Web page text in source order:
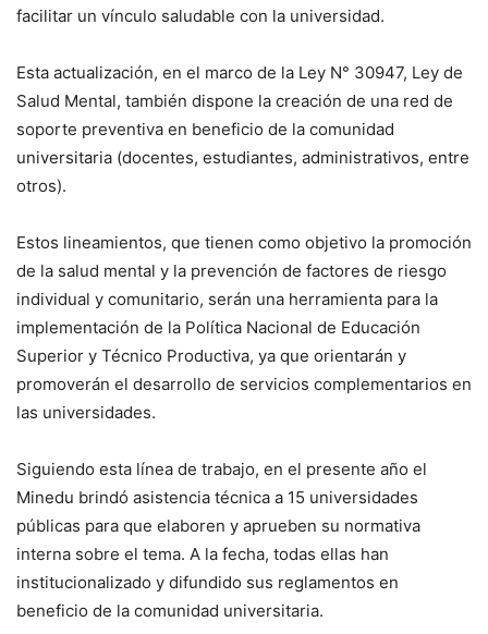
facilitar un vínculo saludable con la universidad.
Esta actualización, en el marco de la Ley N° 30947, Ley de
Salud Mental, también dispone la creación de una red de
soporte preventiva en beneficio de la comunidad
universitaria (docentes, estudiantes, administrativos, entre
otros).
Estos lineamientos, que tienen como objetivo la promoción
de la salud mental y la prevención de factores de riesgo
individual y comunitario, serán una herramienta para la
implementación de la Política Nacional de Educación
Superior y Técnico Productiva, ya que orientarán y
promoverán el desarrollo de servicios complementarios en
las universidades.
Siguiendo esta línea de trabajo, en el presente año el
Minedu brindó asistencia técnica a 15 universidades
públicas para que elaboren y aprueben su normativa
interna sobre el tema. A la fecha, todas ellas han
institucionalizado y difundido sus reglamentos en
beneficio de la comunidad universitaria.